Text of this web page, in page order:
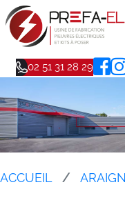
02 51 31 28 29
ACCUEIL